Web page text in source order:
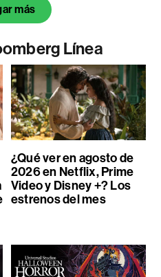
más
Línea
¿Qué ver en agosto de
2026 en Netflix, Prime
Video y Disney +? Los
estrenos del mes